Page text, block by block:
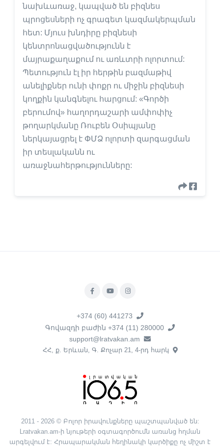
նախևառաջ, կապված են բիզնես
պրոցեսների ոչ գրագետ կազմակերպման
հետ: Մյուս խնդիրը բիզնեսի
կենտրոնացվածությունն է
մայրաքաղաքում ու առևտրի ոլորտում:
Պետություն էլ իր հերթին բազմաթիվ
անելիքներ ունի փոքր ու միջին բիզնեսի
կողքին կանգնելու հարցում: «Գործի
բերումով» հաղորդաշարի ամփոփիչ
թողարկմանը Ռուբեն Օսիպյանը
ներկայացրել է ՓՄՁ ոլորտի զարգացման
իր տեսլականն ու
առաջնահերթությունները:
+374 (60) 441273
Գովազդի բաժին +374 (11) 280000
support@lratvakan.am
ՀՀ, ք. Երևան, Գ. Քոչար 21, 4-րդ հարկ
2011 - 2026 © Բոլոր իրավունքները պաշտպանված են:
Lratvakan.am-ի նյութերի օգտագործումն առանց հղման
արգելվում է: Հրապարակման հեղինակի կարծիքը ոչ միշտ է